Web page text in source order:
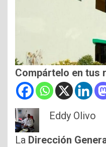
Compártelo en tus
Eddy Olivo
La Dirección